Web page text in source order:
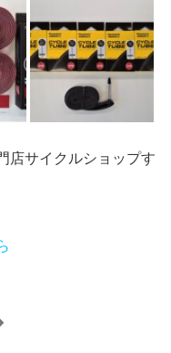
店サイクルショップす